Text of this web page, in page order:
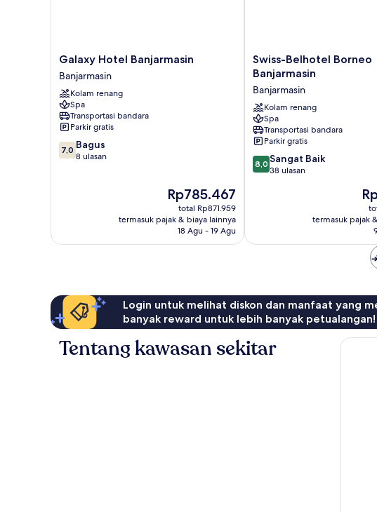
Galaxy
Hotel
Banjarmasin
Banjarmasin
Galaxy Hotel Banjarmasin
Banjarmasin
Kolam renang
Spa
Transportasi bandara
Parkir gratis
7.0
dari
7,0 Bagus
8 ulasan
Harga
sekarang
Rp785.467
Rp785.467
total Rp871.959
termasuk pajak & biaya lainnya
18 Agu - 19 Agu
Swiss-
Belhotel
Borneo
Banjarmasin
Banjarmasin
Swiss-Belhotel Borneo
Banjarmasin
Banjarmasin
Kolam renang
Spa
Transportasi bandara
Parkir gratis
8.0
dari
8,0 Sangat Baik
38 ulasan
termasuk pajak
Login untuk melihat diskon dan manfaat yang
banyak reward untuk lebih banyak petualangan!
Tentang kawasan sekitar